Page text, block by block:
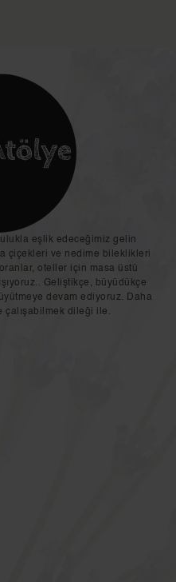
eşlik edeceğimiz gelin
çiçekleri ve nedime bileklikleri
oteller için masa üstü
Geliştikçe, büyüdükçe
devam ediyoruz. Daha
çalışabilmek dileği ile.